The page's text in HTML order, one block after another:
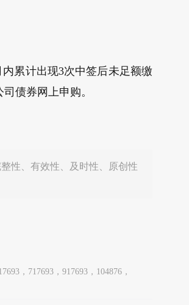
累计出现3次中签后未足额缴
债券网上申购。
性、有效性、及时性、原创性
，717693，917693，104876，